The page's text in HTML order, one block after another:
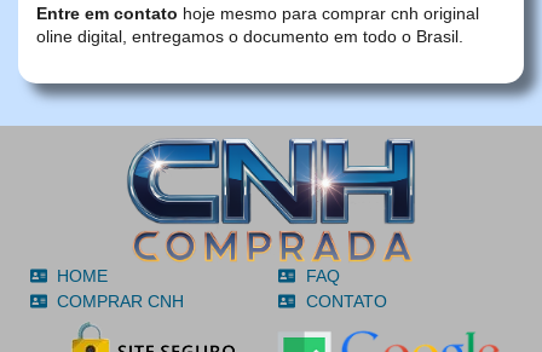
Entre em contato hoje mesmo para comprar cnh original
oline digital, entregamos o documento em todo o Brasil.
HOME
COMPRAR CNH
FAQ
CONTATO